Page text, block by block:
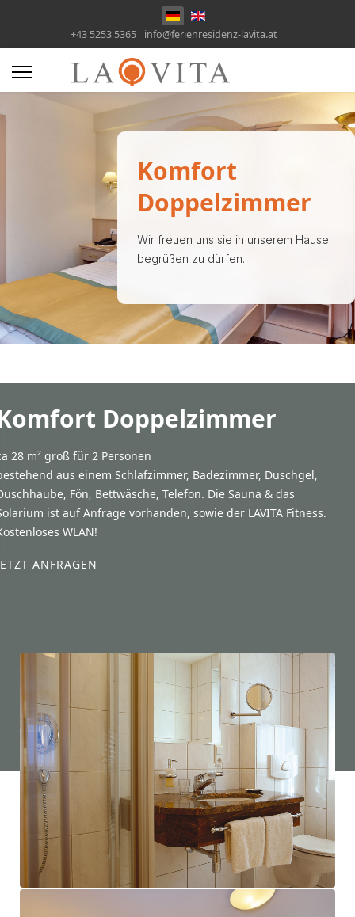
Sprache auswählen
+43 5253 5365 info@ferienresidenz-lavita.at
Komfort
Doppelzimmer
Wir freuen uns sie in unserem Hause
begrüßen zu dürfen.
Doppelzimmer
28 m² groß für 2 Personen
aus einem Schlafzimmer, Badezimmer, Duschgel,
Fön, Bettwäsche, Telefon. Die Sauna & das
ist auf Anfrage vorhanden, sowie der LAVITA Fitness.
WLAN!
ANFRAGEN